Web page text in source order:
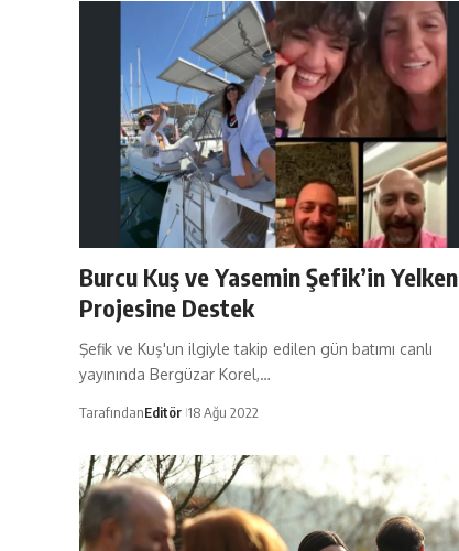
Burcu Kuş ve Yasemin Şefik’in Yelken
Projesine Destek
Şefik ve Kuş'un ilgiyle takip edilen gün batımı canlı
yayınında Bergüzar Korel,…
TarafındanEditör 18 Ağu 2022